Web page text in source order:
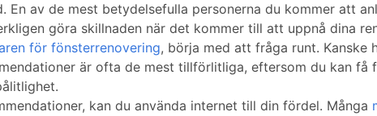
av de mest betydelsefulla personerna du kommer att
göra skillnaden när det kommer till att uppnå dina
för fönsterrenovering, börja med att fråga runt. Kanske
är ofta de mest tillförlitliga, eftersom du kan få
kan du använda internet till din fördel. Många